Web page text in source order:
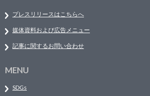
プレスリリースはこちらへ
媒体資料および広告メニュー
記事に関するお問い合わせ
MENU
SDGs